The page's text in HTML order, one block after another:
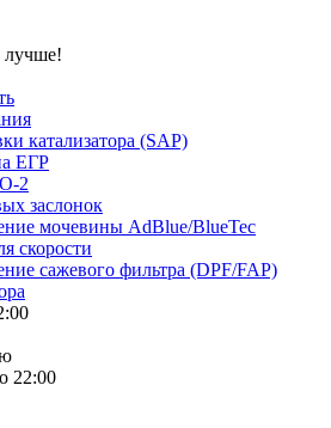
лучше!
катализатора (SAP)
ЕГР
2
заслонок
мочевины AdBlue/BlueTec
скорости
сажевого фильтра (DPF/FAP)
22:00